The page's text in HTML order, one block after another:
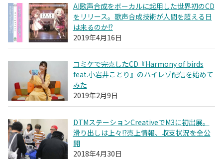
AI歌声合成をボーカルに起用した世界初のCD
をリリース。歌声合成技術が人間を超える日
は来るのか!?
2019年4月16日
コミケで完売したCD『Harmony of birds
feat.小岩井ことり』のハイレゾ配信を始めて
みた
2019年2月9日
DTMステーションCreativeでM3に初出展。
滑り出しは上々!?売上情報、収支状況を全公
開
2018年4月30日